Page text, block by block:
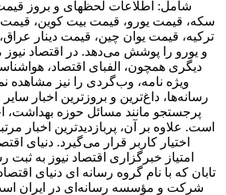
شامل: اطلاعات لحظهای و بروز
سکه، قیمت یورو، قیمت بیت کوین، قیمت
ترکیه، قیمت یوان چین، قیمت دینار
و یورو را پوشش می‌دهد. در اقتصاد
دیگری همچون، الفبای اقتصاد،
ویژه نامه، وب‌گردی را نیز مشاهده
رسانه‌ها، داغ‌ترین و بروزترین اخبار
پرجستجو مانند مسائل حوزه بهداشت،
است. علاوه بر آن، پربازدیدترین اخبار
اختیار کاربر قرار می‌گیرد. دنیای
امتیاز خبرگزاری اقتصاد نیوز به
تابان که با نام گروه رسانه ای دنیای
شرکت و مؤسسه رسانه‌ای در ایران